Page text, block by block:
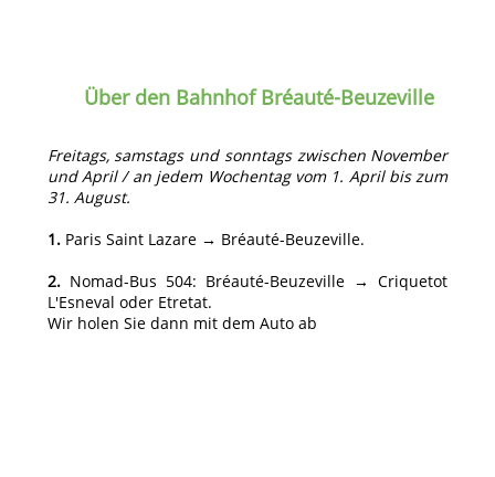
Über den Bahnhof Bréauté-Beuzeville
Freitags, samstags und sonntags zwischen November
und April / an jedem Wochentag vom 1. April bis zum
31. August.
1. Paris Saint Lazare → Bréauté-Beuzeville.
2.Nomad-Bus 504: Bréauté-Beuzeville → Criquetot
L'Esneval oder Etretat.
Wir holen Sie dann mit dem Auto ab